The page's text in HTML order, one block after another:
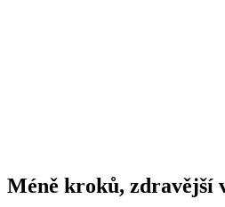
Méně kroků, zdravější